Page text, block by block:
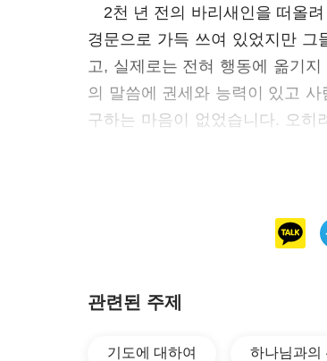
2천 년 전의 바리새인을 떠올
경문으로 가득 쓰여 있었지만 그
고, 실제로는 전혀 행동에 옮기
의 말씀에 권세와 능력이 있고
구하는 마음이 없었습니다. 오
게 진정으로 유익한 점은 없으
고린도후서 3장 6절 말씀과도 같
만 하면, 우리의 어려움과 문제는
관련된 주제
기도에 대하여 하나님과의